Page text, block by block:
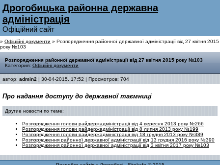
Дрогобицька районна державна
адмiнiстрацiя
Офiцiйний сайт
» Офіційні документи » Розпорядження районної державної адміністрації від 27 квітня 2015
року №103
Розпорядження районної державної адміністрації від 27 квітня 2015 року №103
Категория: Офіційні документи
автор: admin2 | 30-04-2015, 17:52 | Просмотров: 704
Про надання доступу до державної таємниці
Другие новости по теме:
Розпорядження голови райдержадміністрації від 4 вересня 2013 року №266
Розпорядження голови райдержадміністрації від 8 липня 2013 року №199
Розпорядження голови райдержадміністрації від 18 грудня 2013 року №389
Розпорядження районної державної адміністрації від 13 грудня 2016 року №390
Розпорядження районної державної адміністрації від 3 квітня 2017 року №103